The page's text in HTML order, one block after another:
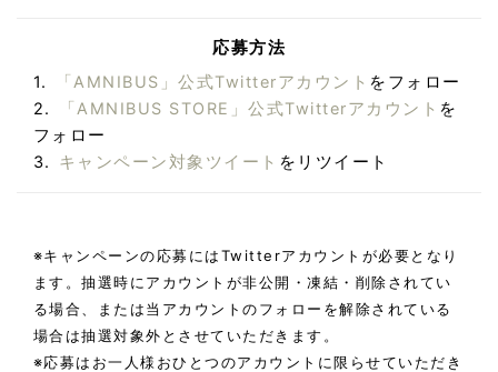
応募方法
「AMNIBUS」公式Twitterアカウント をフォロー
「AMNIBUS STORE」公式Twitterアカウント を
フォロー
キャンペーン対象ツイート をリツイート
※キャンペーンの応募にはTwitterアカウントが必要となり
ます。抽選時にアカウントが非公開・凍結・削除されてい
る場合、または当アカウントのフォローを解除されている
場合は抽選対象外とさせていただきます。
※応募はお一人様おひとつのアカウントに限らせていただき